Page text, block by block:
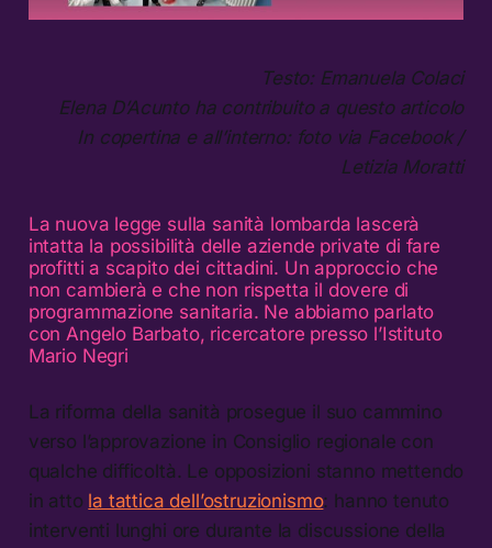
Testo: Emanuela Colaci
Elena D’Acunto ha contribuito a questo articolo
In copertina e all’interno: foto via Facebook /
Letizia Moratti
La nuova legge sulla sanità lombarda lascerà
intatta la possibilità delle aziende private di fare
profitti a scapito dei cittadini. Un approccio che
non cambierà e che non rispetta il dovere di
programmazione sanitaria. Ne abbiamo parlato
con Angelo Barbato, ricercatore presso l’Istituto
Mario Negri
La riforma della sanità prosegue il suo cammino
verso l’approvazione in Consiglio regionale con
qualche difficoltà. Le opposizioni stanno mettendo
in atto la tattica dell’ostruzionismo: ​​hanno tenuto
interventi lunghi ore durante la discussione della